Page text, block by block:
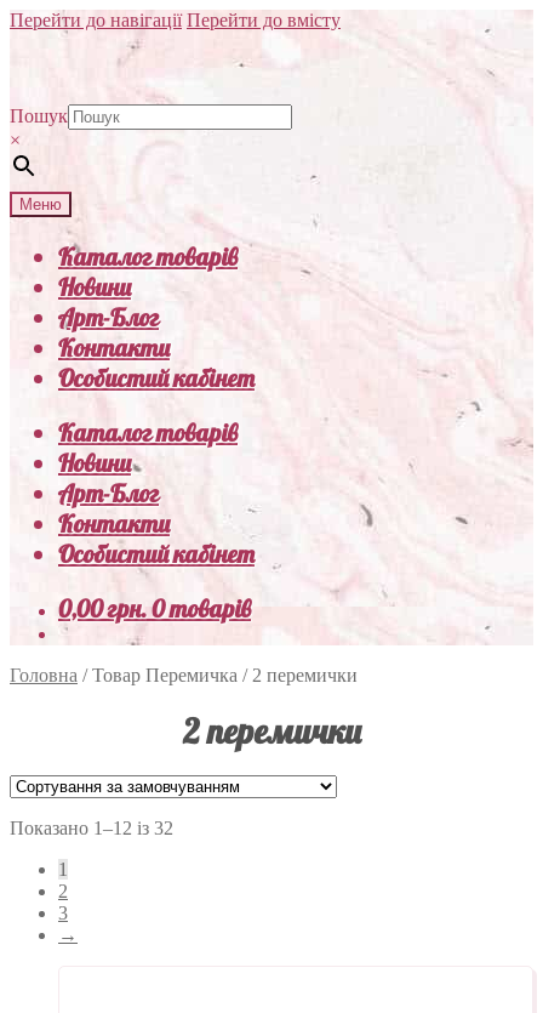
Перейти до навігації Перейти до вмісту
Пошук
×
Меню
Каталог товарів
Новини
Арт-Блог
Контакти
Особистий кабінет
Каталог товарів
Новини
Арт-Блог
Контакти
Особистий кабінет
0,00грн.0 товарів
Головна /Товар Перемичка / 2 перемички
2 перемички
Показано 1–12 із 32
1
2
3
→